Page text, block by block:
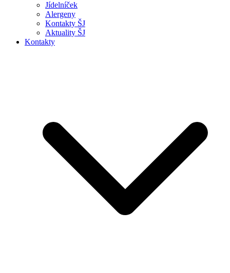
Jídelníček
Alergeny
Kontakty ŠJ
Aktuality ŠJ
Kontakty